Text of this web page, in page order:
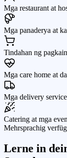
Mga restaurant at
Mga panaderya at
Tindahan ng pagkain
Mga care home at
Mga delivery service
Catering at mga
Mehrsprachig
Lerne in